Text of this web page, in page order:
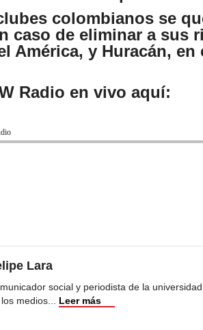
colombianos se
caso de eliminar a sus
América, y Huracán, en
Radio en vivo aquí:
Lara
social y periodista de la
medios... Leer más